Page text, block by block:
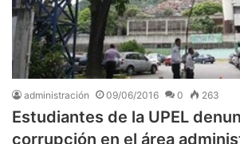
administración 09/06/2016 0 263
Estudiantes de la UPEL
corrupción en el área